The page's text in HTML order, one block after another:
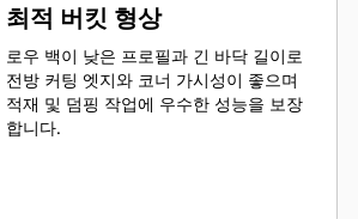
최적 버킷 형상
로우 백이 낮은 프로필과 긴 바닥 길이로
전방 커팅 엣지와 코너 가시성이 좋으며
적재 및 덤핑 작업에 우수한 성능을 보장
합니다.